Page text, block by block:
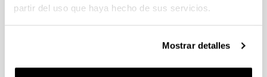
partir del uso que haya hecho de sus servicios.
Mostrar detalles
Más de 100 metros cuadrados 1952